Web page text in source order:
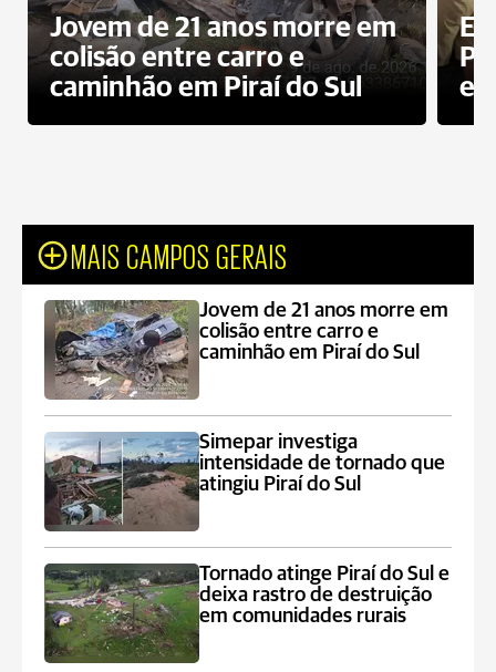
Jovem de 21 anos morre em
colisão entre carro e
caminhão em Piraí do Sul
MAIS CAMPOS GERAIS
Jovem de 21 anos morre em
colisão entre carro e
caminhão em Piraí do Sul
Simepar investiga
intensidade de tornado que
atingiu Piraí do Sul
Tornado atinge Piraí do Sul e
deixa rastro de destruição
em comunidades rurais